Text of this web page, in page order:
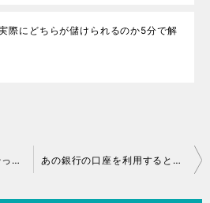
際にどちらが儲けられるのか5分で解
｛保存版｝雨の日に絶対やっておきたい金運アップ術ベスト5 あの銀行の口座を利用するとお金が増えないのは気のせいなのか